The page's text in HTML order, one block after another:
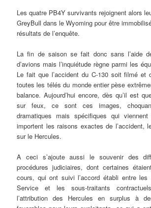
Les quatre PB4Y survivants rejoignent alors
GreyBull dans le Wyoming pour être
résultats de l’enquête.
La fin de saison se fait donc sans l’aide
d’avions mais l’inquiétude règne parmi les
Le fait que l’accident du C-130 soit filmé et
toutes les télés du monde entier pèse
balance. Aujourd’hui encore, dès qu’il est
sur feux, ce sont ces images,
dramatiques mais spécifiques qui
importent les raisons exactes de l’accident,
sur le Hercules.
A ceci s’ajoute aussi le souvenir des
procédures judiciaires, dont certaines
cours, qui ont suivi l’accord établi entre les
Service et les sous-traitants
l’attribution des Hercules en surplus à